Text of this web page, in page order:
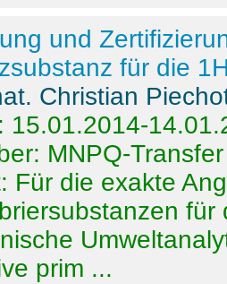
und
für die
Christian
15.01.2014-
MNPQ-Transfer
Für die exakte
prim ...